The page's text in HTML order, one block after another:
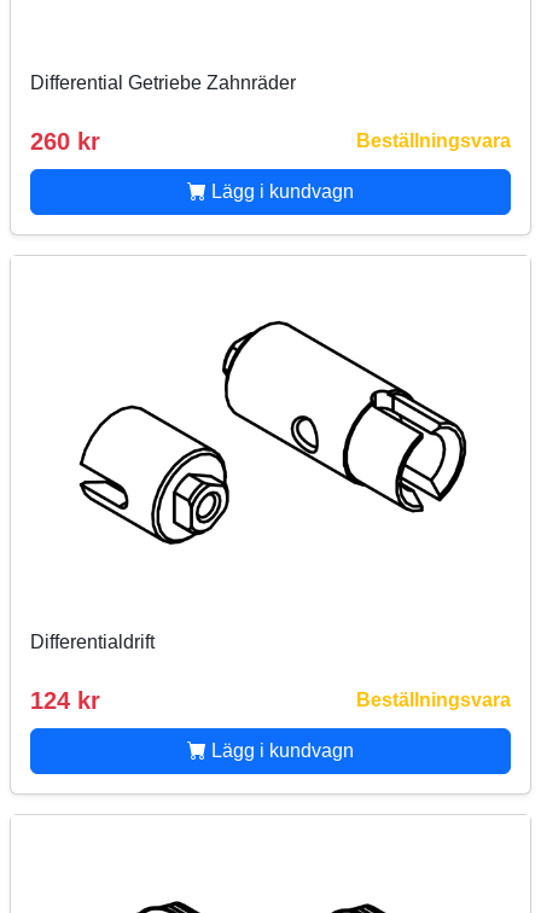
Differential Getriebe Zahnräder
260 kr Beställningsvara
Lägg i kundvagn
Differentialdrift
124 kr Beställningsvara
Lägg i kundvagn